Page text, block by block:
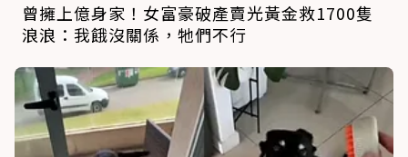
曾擁上億身家！女富豪破產賣光黃金救1700隻
浪浪：我餓沒關係，牠們不行